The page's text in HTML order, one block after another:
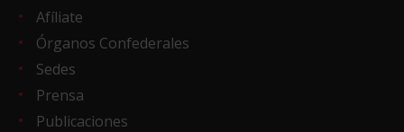
Afíliate
Órganos Confederales
Sedes
Prensa
Publicaciones